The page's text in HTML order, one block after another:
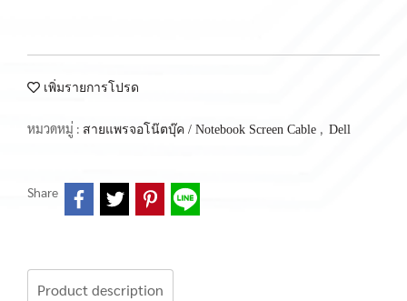
เพิ่มรายการโปรด
หมวดหมู่ : สายแพรจอโน๊ตบุ๊ค / Notebook Screen Cable , Dell
Share
Product description